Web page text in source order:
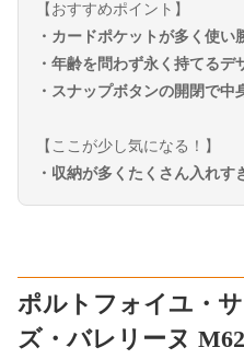
【おすすめポイント】
・カードポケットが多く使い
・年齢を問わず永く持てるデ
・スナップボタンの開閉で中
【ここが少し気になる！】
・収納が多くたくさん入れす
ポルトフォイユ・
ズ・バレリーヌ